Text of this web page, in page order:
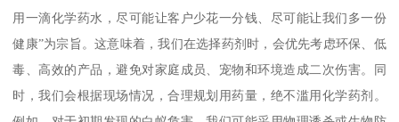
用一滴化学药水，尽可能让客户少花一分钱、尽可能让我们多一份
健康”为宗旨。这意味着，我们在选择药剂时，会优先考虑环保、低
毒、高效的产品，避免对家庭成员、宠物和环境造成二次伤害。同
时，我们会根据现场情况，合理规划用药量，绝不滥用化学药剂。